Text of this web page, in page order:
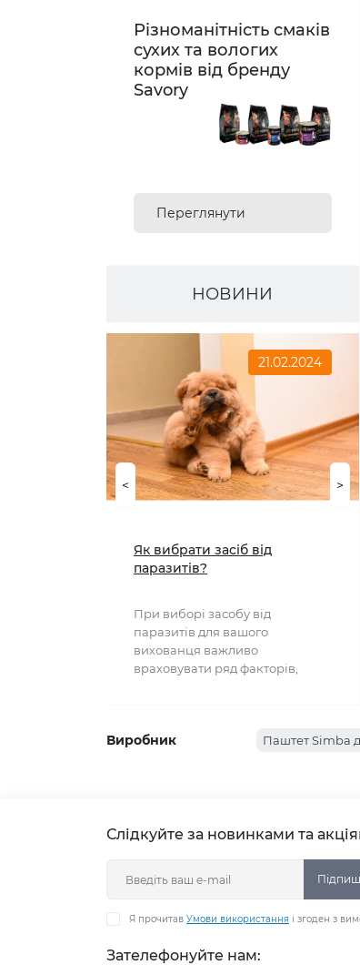
Різноманітність смаків
сухих та вологих
кормів від бренду
Savory
Переглянути
НОВИНИ
21.02.2024
Як вибрати засіб від
паразитів?
При виборі засобу від
паразитів для вашого
вихованця важливо
враховувати ряд факторів,
< >
Виробник Паштет Simba
Слідкуйте за новинками та
Я прочитав Умови використання і згоден з
Зателефонуйте нам: